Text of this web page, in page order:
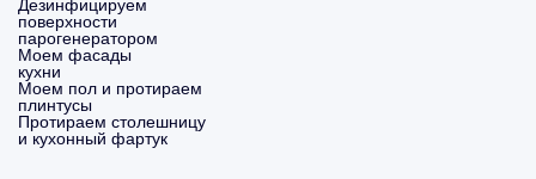
Дезинфицируем
поверхности
парогенератором
Моем фасады
кухни
Моем пол и протираем
плинтусы
Протираем столешницу
и кухонный фартук